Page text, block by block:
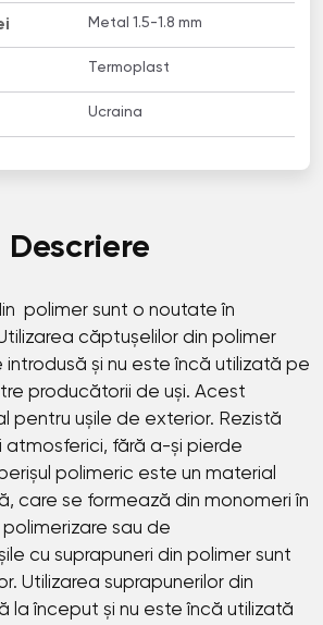
Metal 1.5-1.8 mm
Termoplast
Ucraina
Descriere
polimer sunt o noutate în
căptușelilor din polimer
și nu este încă utilizată pe
producătorii de uși. Acest
pentru ușile de exterior. Rezistă
atmosferici, fără a-și pierde
polimeric este un material
care se formează din monomeri în
sau de
cu suprapuneri din polimer sunt
Utilizarea suprapunerilor din
la început și nu este încă utilizată